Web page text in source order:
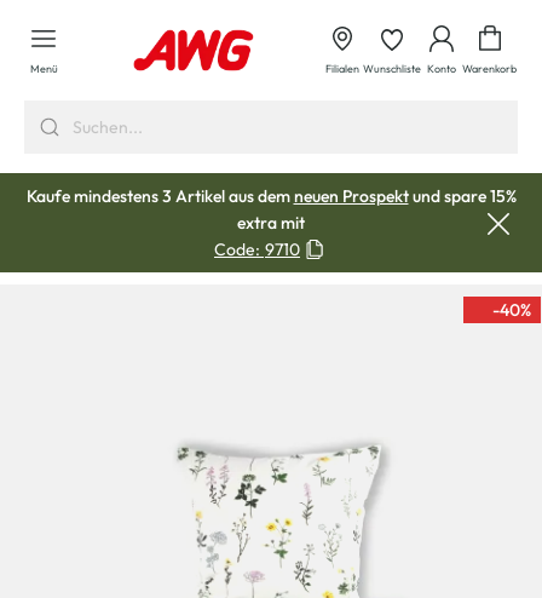
springen
Menü Filialen Wunschliste Konto Warenkorb
Kaufe mindestens 3 Artikel aus demneuen Prospektund spare 15%
extra mit
Code: 9710
-40%